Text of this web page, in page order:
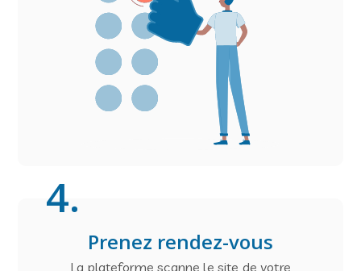
4.
Prenez rendez-vous
La plateforme scanne le site de votre